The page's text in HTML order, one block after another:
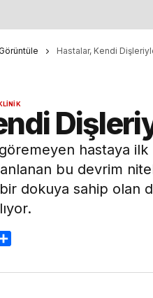
Hastalar, Kendi
hastaya
bu devrim
dokuya sahip olan